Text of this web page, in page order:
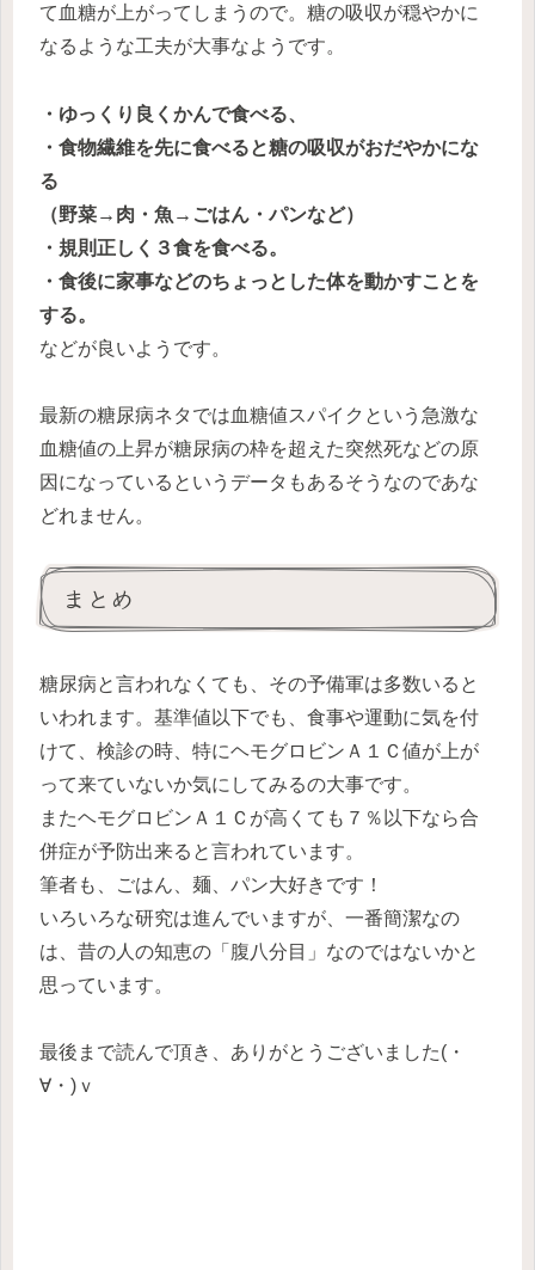
て血糖が上がってしまうので。糖の吸収が穏やかに
なるような工夫が大事なようです。
・ゆっくり良くかんで食べる、
・食物繊維を先に食べると糖の吸収がおだやかにな
る
（野菜→肉・魚→ごはん・パンなど）
・規則正しく３食を食べる。
・食後に家事などのちょっとした体を動かすことを
する。
などが良いようです。
最新の糖尿病ネタでは血糖値スパイクという急激な
血糖値の上昇が糖尿病の枠を超えた突然死などの原
因になっているというデータもあるそうなのであな
どれません。
まとめ
糖尿病と言われなくても、その予備軍は多数いると
いわれます。基準値以下でも、食事や運動に気を付
けて、検診の時、特にヘモグロビンＡ１Ｃ値が上が
って来ていないか気にしてみるの大事です。
またヘモグロビンＡ１Ｃが高くても７％以下なら合
併症が予防出来ると言われています。
筆者も、ごはん、麺、パン大好きです！
いろいろな研究は進んでいますが、一番簡潔なの
は、昔の人の知恵の「腹八分目」なのではないかと
思っています。
最後まで読んで頂き、ありがとうございました(・
∀・)ｖ